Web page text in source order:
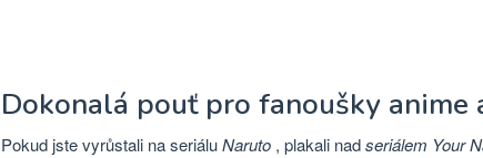
Dokonalá pouť pro fanoušky anime
Pokud jste vyrůstali na seriáluNaruto , plakali nadseriálem Your